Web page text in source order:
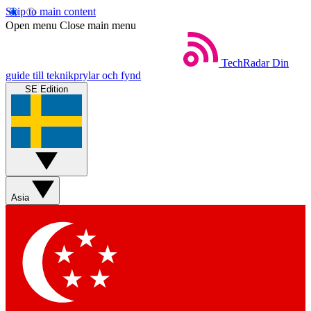
Skip to main content
Open menu Close main menu
TechRadar Din
guide till teknikprylar och fynd
SE Edition
Asia